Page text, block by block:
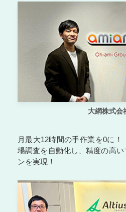
大網株式会
月最大12時間の手作業を0に！
場調査を自動化し、精度の高
ンを実現！